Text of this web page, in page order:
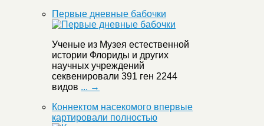
Первые дневные бабочки
Ученые из Музея естественной
истории Флориды и других
научных учреждений
секвенировали 391 ген 2244
видов ... →
Коннектом насекомого впервые
картировали полностью